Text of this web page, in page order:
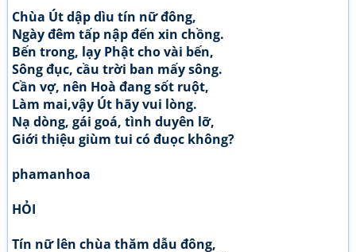
Chùa Út dập dìu tín nữ đông,
Ngày đêm tấp nập đến xin chồng.
Bến trong, lạy Phật cho vài bến,
Sông đục, cầu trời ban mấy sông.
Cần vợ, nên Hoà đang sốt ruột,
Làm mai,vậy Út hãy vui lòng.
Nạ dòng, gái goá, tình duyên lỡ,
Giới thiệu giùm tui có đuọc không?
phamanhoa
HỎI
Tín nữ lên chùa thăm dẫu đông,